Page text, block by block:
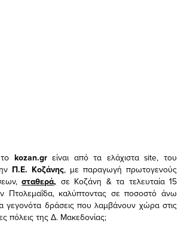
kozan.gr είναι από τα ελάχισταsite, του
Π.Ε. Κοζάνης, με παραγωγή πρωτογενούς
σταθερά, σε Κοζάνη & τα τελευταία 15
Πτολεμαΐδα, καλύπτοντας σε ποσοστό άνω
γεγονότα δράσεις που λαμβάνουν χώρα στις
πόλεις της Δ. Μακεδονίας;